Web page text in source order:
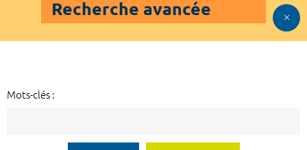
Recherche avancée
Mots-clés :